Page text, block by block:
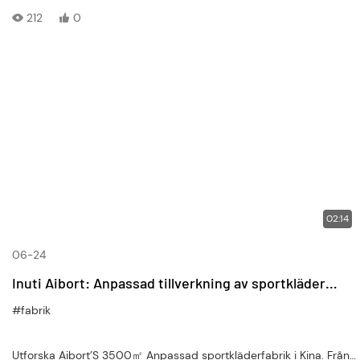
sportklädmärke med fokus på kvalitet, service och långsiktiga
212 0
02:14
06-24
Inuti Aibort: Anpassad tillverkning av sportkläder
Factory Tour | 3500㎡ Produktionsbas i Kina
#fabrik
Utforska Aibort’S 3500㎡ Anpassad sportkläderfabrik i Kina. Från